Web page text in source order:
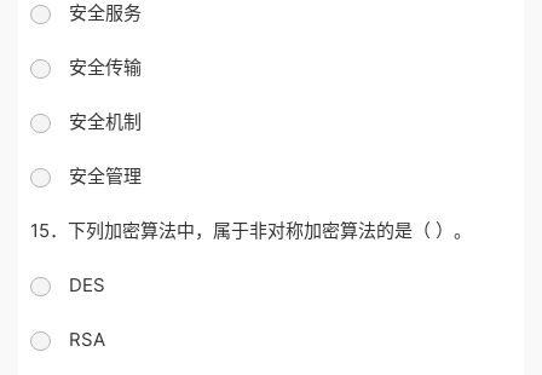
安全服务
安全传输
安全机制
安全管理
15．下列加密算法中，属于非对称加密算法的是（ ）。
DES
RSA